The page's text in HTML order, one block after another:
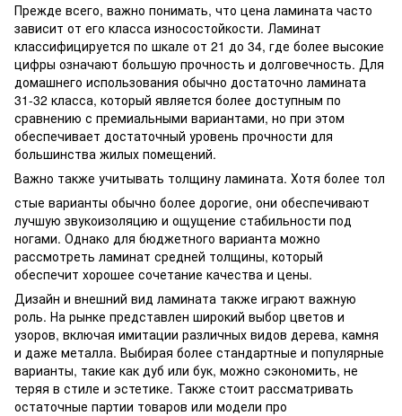
Прежде всего, важно понимать, что цена ламината часто
зависит от его класса износостойкости. Ламинат
классифицируется по шкале от 21 до 34, где более высокие
цифры означают большую прочность и долговечность. Для
домашнего использования обычно достаточно ламината
31-32 класса, который является более доступным по
сравнению с премиальными вариантами, но при этом
обеспечивает достаточный уровень прочности для
большинства жилых помещений.
Важно также учитывать толщину ламината. Хотя более тол
стые варианты обычно более дорогие, они обеспечивают
лучшую звукоизоляцию и ощущение стабильности под
ногами. Однако для бюджетного варианта можно
рассмотреть ламинат средней толщины, который
обеспечит хорошее сочетание качества и цены.
Дизайн и внешний вид ламината также играют важную
роль. На рынке представлен широкий выбор цветов и
узоров, включая имитации различных видов дерева, камня
и даже металла. Выбирая более стандартные и популярные
варианты, такие как дуб или бук, можно сэкономить, не
теряя в стиле и эстетике. Также стоит рассматривать
остаточные партии товаров или модели про